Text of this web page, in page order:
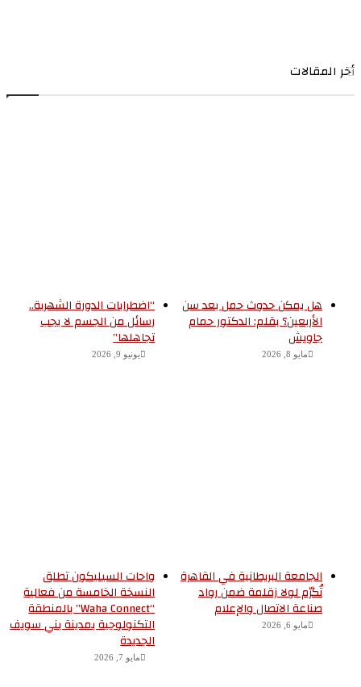
أخر المقالات
“اضطرابات الدورة الشهرية..
رسائل من الجسم لا يجب
تجاهلها”
يونيو 9, 2026
هل يمكن حدوث حمل بعد سن
الأربعين؟ بقلم: الدكتور حمام
جاويش
مايو 8, 2026
واحات السيليكون تطلق
النسخة الخامسة من فعالية
“Waha Connect” بالمنطقة
التكنولوجية بمدينة بني سويف
الجديدة
مايو 7, 2026
الجامعة البريطانية في القاهرة
تُكرّم لولا زقلمة ضمن رواد
صناعة الاتصال والإعلام
مايو 6, 2026